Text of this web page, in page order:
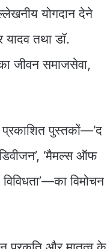
योगदान देने
यादव तथा डॉ.
जीवन समाजसेवा,
प्रकाशित पुस्तकों—‘द
‘मैमल्स ऑफ
विमोचन